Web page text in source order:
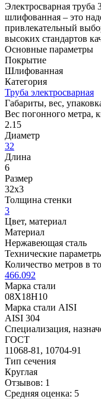
Электросварная
шлифованная – это
привлекательный
высоких стандартов
Основные параметры
Покрытие
Шлифованная
Категория
Труба электросварная
Габариты, вес,
Вес погонного метра,
2.15
Диаметр
32
Длина
6
Размер
32х3
Толщина стенки
3
Цвет, материал
Материал
Нержавеющая сталь
Технические
Количество метров в
466.092
Марка стали
08Х18Н10
Марка стали AISI
AISI 304
Специализация,
ГОСТ
11068-81, 10704-91
Тип сечения
Круглая
Отзывов: 1
Средняя оценка: 5